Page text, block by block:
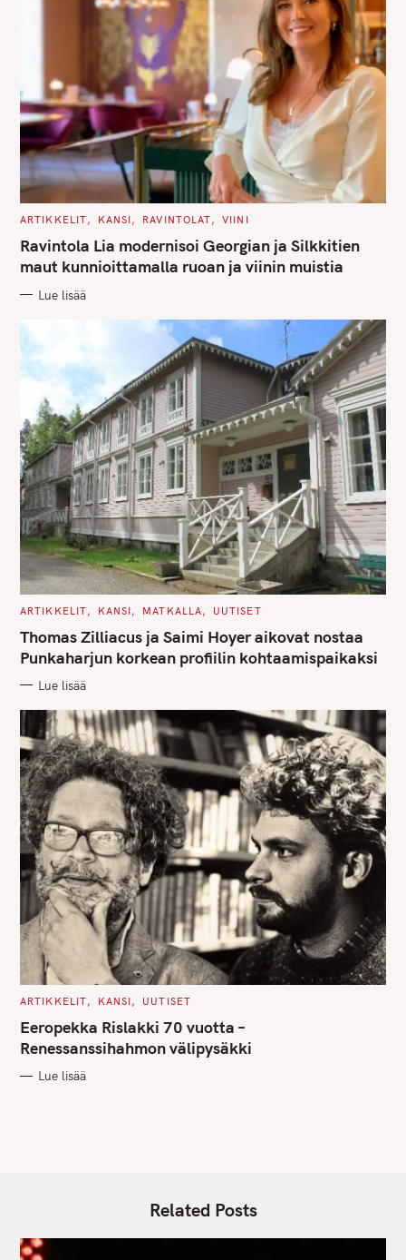
C
T
E
G
O
I
ARTIKKELIT KANSI RAVINTOLAT VIINI
Ravintola Lia modernisoi Georgian ja Silkkitien
maut kunnioittamalla ruoan ja viinin muistia
Lue lisää
C
T
E
G
O
I
S
ARTIKKELIT KANSI MATKALLA UUTISET
Thomas Zilliacus ja Saimi Hoyer aikovat nostaa
Punkaharjun korkean profiilin kohtaamispaikaksi
Lue lisää
C
T
E
G
O
I
ARTIKKELIT KANSI UUTISET
Eeropekka Rislakki 70 vuotta –
Renessanssihahmon välipysäkki
Lue lisää
Related Posts